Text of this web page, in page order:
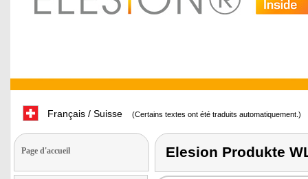
Français / Suisse (Certains textes ont été traduits automatiquement.)
Page d'accueil Elesion Produkte